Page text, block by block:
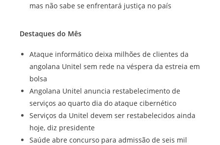
mas não sabe se enfrentará justiça no país
Destaques do Mês
Ataque informático deixa milhões de clientes da
angolana Unitel sem rede na véspera da estreia em
bolsa
Angolana Unitel anuncia restabelecimento de
serviços ao quarto dia do ataque cibernético
Serviços da Unitel devem ser restabelecidos ainda
hoje, diz presidente
Saúde abre concurso para admissão de seis mil